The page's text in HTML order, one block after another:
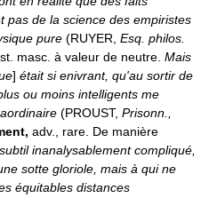
pas de la science des empiristes
pure (RUYER, Esq. philos.
masc. à valeur de neutre. Mais
] était si enivrant, qu'au sortir de
ou moins intelligents me
(PROUST, Prisonn.,
adv., rare. De manière
inanalysablement compliqué,
sotte gloriole, mais à qui ne
équitables distances